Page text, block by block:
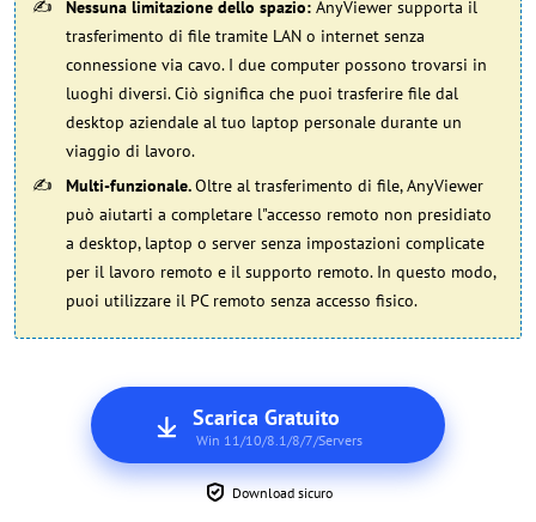
Nessuna limitazione dello spazio: AnyViewer supporta il
trasferimento di file tramite LAN o internet senza
connessione via cavo. I due computer possono trovarsi in
luoghi diversi. Ciò significa che puoi trasferire file dal
desktop aziendale al tuo laptop personale durante un
viaggio di lavoro.
Multi-funzionale.Oltre al trasferimento di file, AnyViewer
può aiutarti a completare l"accesso remoto non presidiato
a desktop, laptop o server senza impostazioni complicate
per il lavoro remoto e il supporto remoto. In questo modo,
puoi utilizzare il PC remoto senza accesso fisico.
Scarica Gratuito
Win 11/10/8.1/8/7/Servers
Download sicuro